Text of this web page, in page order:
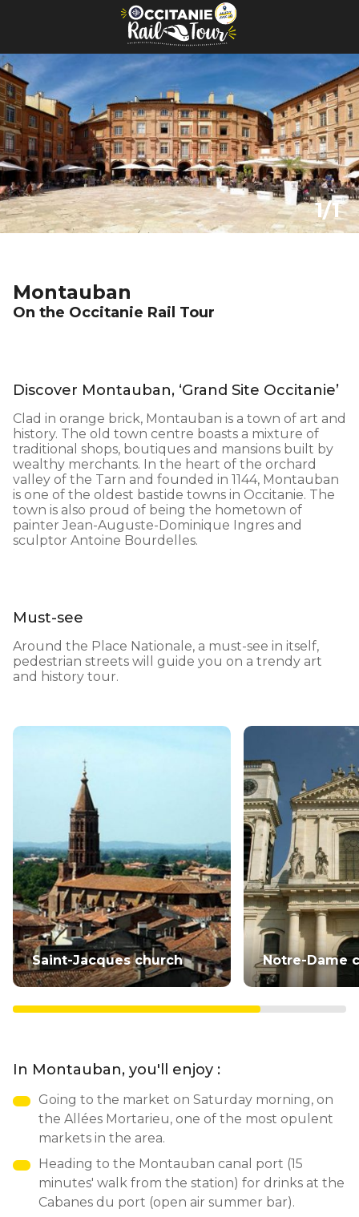
Cookies management panel
1/1
Montauban
On the Occitanie Rail Tour
Discover Montauban, ‘Grand Site Occitanie’
Clad in orange brick, Montauban is a town of art and
history. The old town centre boasts a mixture of
traditional shops, boutiques and mansions built by
wealthy merchants. In the heart of the orchard
valley of the Tarn and founded in 1144, Montauban
is one of the oldest bastide towns in Occitanie. The
town is also proud of being the hometown of
painter Jean-Auguste-Dominique Ingres and
sculptor Antoine Bourdelles.
Must-see
Around the Place Nationale, a must-see in itself,
pedestrian streets will guide you on a trendy art
and history tour.
Saint-Jacques church Notre-Dame
In Montauban, you'll enjoy :
Going to the market on Saturday morning, on
the Allées Mortarieu, one of the most opulent
markets in the area.
Heading to the Montauban canal port (15
minutes' walk from the station) for drinks at the
Cabanes du port (open air summer bar).